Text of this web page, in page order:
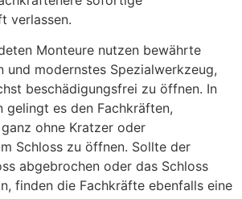
verlassen.
Monteure nutzen bewährte
und modernstes Spezialwerkzeug,
beschädigungsfrei zu öffnen. In
gelingt es den Fachkräften,
ohne Kratzer oder
Schloss zu öffnen. Sollte der
abgebrochen oder das Schloss
finden die Fachkräfte ebenfalls eine